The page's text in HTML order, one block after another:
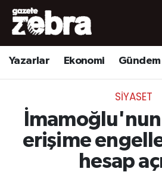
Yazarlar Ekonomi Gündem
SIYASET
İmamoğlu'nun
erişime
hesap
Yazarlar
Ekonomi
Yerel
Nöbetçi Eczaneler
Hava Durumu
Süper Lig Puan Durumu
Tüm Manşetler